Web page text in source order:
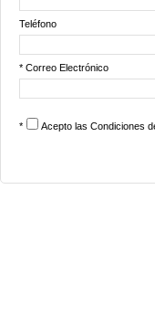
Teléfono
* Correo Electrónico
* Acepto las Condiciones